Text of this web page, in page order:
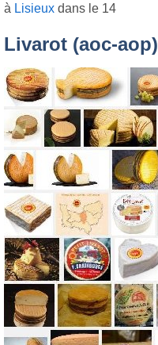
à Lisieux dans le 14
Livarot (aoc-aop)